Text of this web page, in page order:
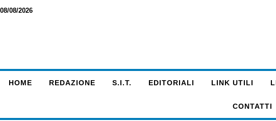
08/08/2026
HOME REDAZIONE S.I.T. EDITORIALI LINK UTILI
CONTATTI